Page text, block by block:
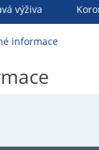
výživa
informace